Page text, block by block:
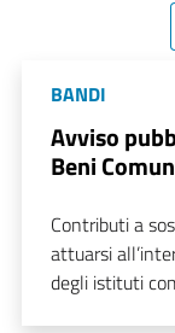
BANDI
Avviso
Beni
Contributi a
attuarsi
degli istituti